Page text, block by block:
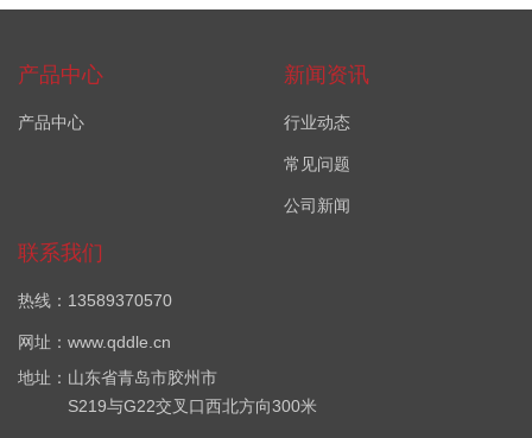
产品中心
产品中心
新闻资讯
行业动态
常见问题
公司新闻
联系我们
热线：13589370570
网址：www.qddle.cn
地址：山东省青岛市胶州市
S219与G22交叉口西北方向300米